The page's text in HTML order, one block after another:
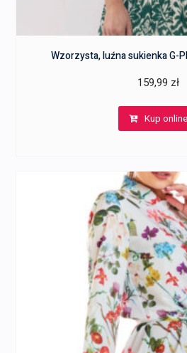
Wzorzysta, luźna sukienka G-
159,99 zł
Kup online